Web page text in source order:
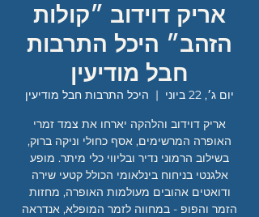
אריק דוידוב ״קולות
הזהב״ היכל התרבות
חבל מודיעין
יום ג׳, 22 ביוני
  |
היכל התרבות חבל מודיעין
אריק דוידוב והלהקה יארחו את צמד זמרי
האופרה המרשימים, אסף כחולי וניקה ברוק,
בשילוב הרמוני נדיר ובליווי כלי מיתר. מופע
אלגנטי בניחוח בינלאומי הכולל קטעי שירה
ודואטים אהובים מעולמות האופרה, מחזות
הזמר והפופ - במחווה לזמר המופלא, אנדראה